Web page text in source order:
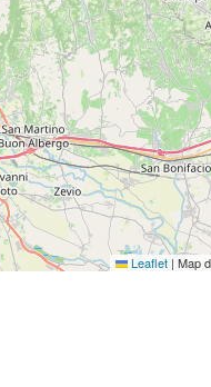
Leaflet | Map